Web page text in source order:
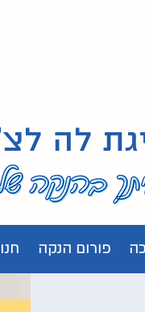
לה
פורום הנקה